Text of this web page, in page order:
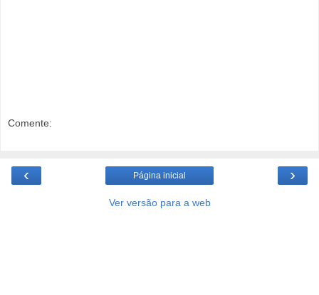
Comente:
‹ ›
Página inicial
Ver versão para a web